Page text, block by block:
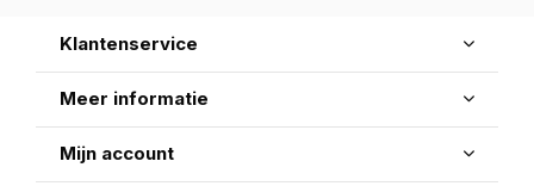
Klantenservice
Meer informatie
Mijn account